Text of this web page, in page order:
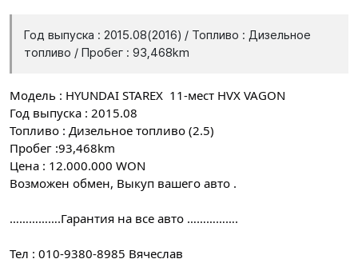
Год выпуска : 2015.08(2016) / Топливо : Дизельное
топливо / Пробег : 93,468km
Модель : HYUNDAI STAREX 11-мест HVX VAGON
Год выпуска : 2015.08
Топливо : Дизельное топливо (2.5)
Пробег :93,468km
Цена : 12.000.000 WON
Возможен обмен, Выкуп вашего авто .
…………….Гарантия на все авто …………….
Тел : 010-9380-8985 Вячеслав